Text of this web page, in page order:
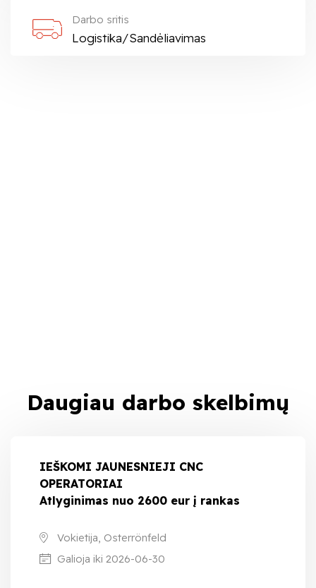
Darbo sritis
Logistika/Sandėliavimas
Daugiau darbo skelbimų
IEŠKOMI JAUNESNIEJI CNC
OPERATORIAI
Atlyginimas nuo 2600 eur į rankas
Vokietija, Osterrönfeld
Galioja iki 2026-06-30